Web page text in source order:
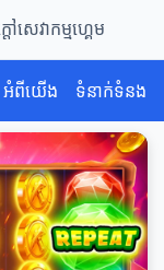
ៅសេវាកម្មហ្គេម
អំពីយើង ទំនាក់ទំនង